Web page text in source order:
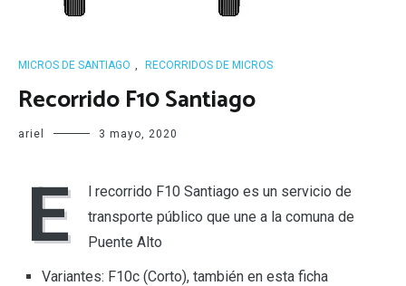
MICROS DE SANTIAGO , RECORRIDOS DE MICROS
Recorrido F10 Santiago
ariel 3 mayo, 2020
E
l recorrido F10 Santiago es un servicio de
transporte público que une a la comuna de
Puente Alto
Variantes: F10c (Corto), también en esta ficha